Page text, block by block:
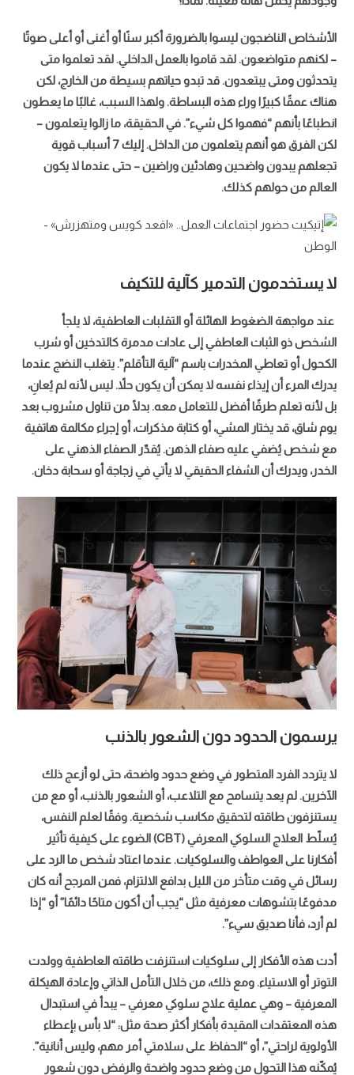
الأشخاص الناضجون ليسوا بالضرورة أكبر سنًا أو أغنى أو أعلى صوتًا
– لكنهم متواضعون. لقد قاموا بالعمل الداخلي. لقد تعلموا متى
يتحدثون ومتى يبتعدون. قد تبدو حياتهم بسيطة من الخارج، لكن
هناك عمقًا كبيرًا وراء هذه البساطة. ولهذا السبب، غالبًا ما يعطون
انطباعًا بأنهم “فهموا كل شيء”. في الحقيقة، ما زالوا يتعلمون –
لكن الفرق هو أنهم يتعلمون من الداخل. إليك 7 أسباب قوية
تجعلهم يبدون واضحين وهادئين وراضين – حتى عندما لا يكون
العالم من حولهم كذلك.
لا يستخدمون التدمير كآلية للتكيف
عند مواجهة الضغوط الهائلة أو التقلبات العاطفية، لا يلجأ
الشخص ذو الثبات العاطفي إلى عادات مدمرة كالتدخين أو شرب
الكحول أو تعاطي المخدرات باسم “آلية التأقلم”. يتغلب النضج عندما
يدرك المرء أن إيذاء نفسه لا يمكن أن يكون حلاً. ليس لأنه لم يُعانِ،
بل لأنه تعلم طرقًا أفضل للتعامل معه. بدلًا من تناول مشروب بعد
يوم شاق، قد يختار المشي، أو كتابة مذكرات، أو إجراء مكالمة هاتفية
مع شخص يُضفي عليه صفاء الذهن. يُقدّر الصفاء الذهني على
الخدر، ويدرك أن الشفاء الحقيقي لا يأتي في زجاجة أو سحابة دخان.
يرسمون الحدود دون الشعور بالذنب
لا يتردد الفرد المتطور في وضع حدود واضحة، حتى لو أزعج ذلك
الآخرين. لم يعد يتسامح مع التلاعب، أو الشعور بالذنب، أو مع من
يستنزفون طاقته لتحقيق مكاسب شخصية. وفقًا لعلم النفس،
يُسلّط العلاج السلوكي المعرفي (CBT) الضوء على كيفية تأثير
أفكارنا على العواطف والسلوكيات. عندما اعتاد شخص ما الرد على
رسائل في وقت متأخر من الليل بدافع الالتزام، فمن المرجح أنه كان
مدفوعًا بتشوهات معرفية مثل “يجب أن أكون متاحًا دائمًا” أو “إذا
لم أرد، فأنا صديق سيء”.
أدت هذه الأفكار إلى سلوكيات استنزفت طاقته العاطفية وولدت
التوتر أو الاستياء. ومع ذلك، من خلال التأمل الذاتي وإعادة الهيكلة
المعرفية – وهي عملية علاج سلوكي معرفي – يبدأ في استبدال
هذه المعتقدات المقيدة بأفكار أكثر صحة مثل: “لا بأس بإعطاء
الأولوية لراحتي”، أو “الحفاظ على سلامتي أمر مهم، وليس أنانية”.
يُمكّنه هذا التحول من وضع حدود واضحة والرفض دون شعور